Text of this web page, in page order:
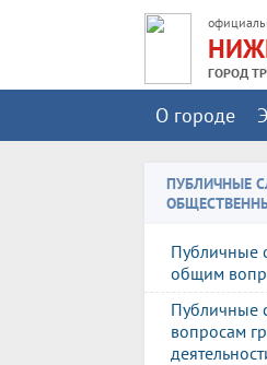
ГОРОД
О городе
ПУБЛИЧНЫЕ
Публичные
общим
Публичные
вопросам